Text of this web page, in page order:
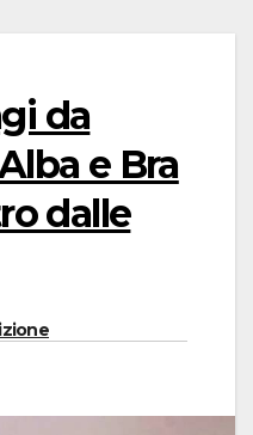
da
e Bra
dalle